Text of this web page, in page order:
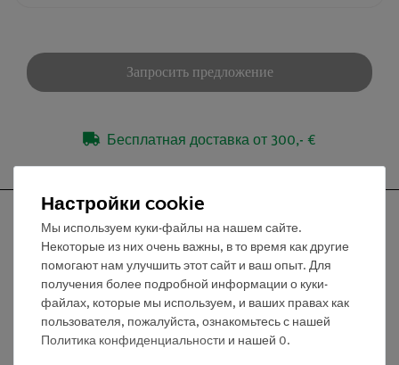
Запросить предложение
Бесплатная доставка от 300,- €
Nach oben
Информация
Настройки cookie
Мы используем куки-файлы на нашем сайте.
Некоторые из них очень важны, в то время как другие
помогают нам улучшить этот сайт и ваш опыт. Для
получения более подробной информации о куки-
файлах, которые мы используем, и ваших правах как
пользователя, пожалуйста, ознакомьтесь с нашей
Политика конфиденциальности и нашей 0.